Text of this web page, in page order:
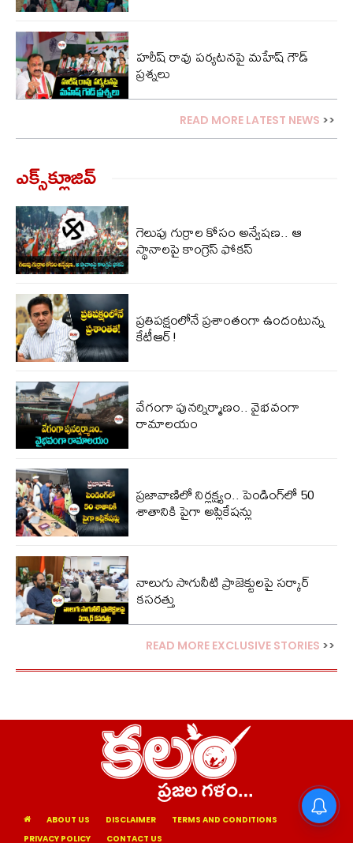
హరీష్ రావు పర్యటనపై మహేష్ గౌడ్
ప్రశ్నలు
READ MORE LATEST NEWS >>
ఎక్స్‌క్లూజివ్‌
గెలుపు గుర్రాల కోసం అన్వేషణ.. ఆ
స్థానాలపై కాంగ్రెస్ ఫోకస్
ప్ర‌తిప‌క్షంలోనే ప్ర‌శాంతంగా ఉందంటున్న
కేటీఆర్!
వేగంగా పునర్నిర్మాణం.. వైభవంగా
రామాలయం
ప్రజావాణిలో నిర్లక్ష్యం.. పెండింగ్‌లో 50
శాతానికి పైగా అప్లికేషన్లు
నాలుగు సాగునీటి ప్రాజెక్టులపై సర్కార్
కసరత్తు
READ MORE EXCLUSIVE STORIES >>
ABOUT US DISCLAIMER
TERMS AND CONDITIONS
PRIVACY POLICY
CONTACT US